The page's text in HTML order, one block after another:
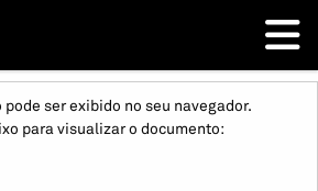
ser exibido no seu navegador.
para visualizar o documento: